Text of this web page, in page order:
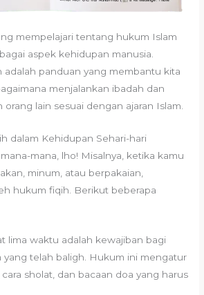
mempelajari tentang hukum Islam
aspek kehidupan manusia.
adalah panduan yang membantu kita
menjalankan ibadah dan
lain sesuai dengan ajaran Islam.
dalam Kehidupan Sehari-hari
mana, lho! Misalnya, ketika kamu
minum, atau berpakaian,
hukum fiqih. Berikut beberapa
lima waktu adalah kewajiban bagi
yang telah baligh. Hukum ini mengatur
sholat, dan bacaan doa yang harus